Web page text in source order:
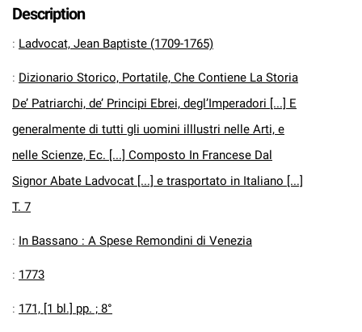
Description
: Ladvocat, Jean Baptiste (1709-1765)
: Dizionario Storico, Portatile, Che Contiene La Storia
De’ Patriarchi, de’ Principi Ebrei, degl’Imperadori [...] E
generalmente di tutti gli uomini illlustri nelle Arti, e
nelle Scienze, Ec. [...] Composto In Francese Dal
Signor Abate Ladvocat [...] e trasportato in Italiano [...]
T. 7
: In Bassano : A Spese Remondini di Venezia
: 1773
: 171, [1 bl.] pp. ; 8°